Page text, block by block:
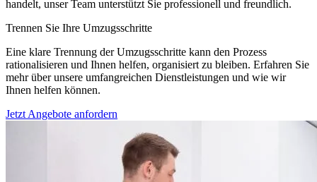
handelt, unser Team unterstützt Sie professionell und freundlich.
Trennen Sie Ihre Umzugsschritte
Eine klare Trennung der Umzugsschritte kann den Prozess
rationalisieren und Ihnen helfen, organisiert zu bleiben. Erfahren Sie
mehr über unsere umfangreichen Dienstleistungen und wie wir
Ihnen helfen können.
Jetzt Angebote anfordern